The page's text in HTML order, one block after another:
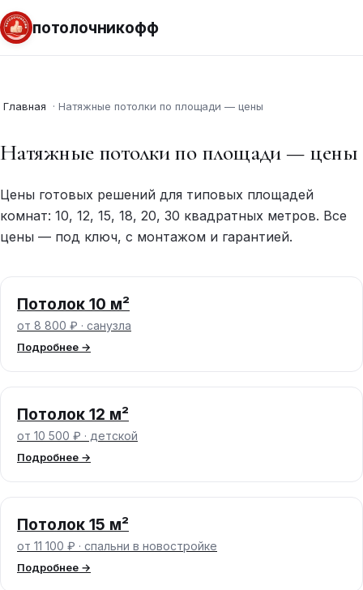
потолочникофф
Главная · Натяжные потолки по площади — цены
Натяжные потолки по площади — цены
Цены готовых решений для типовых площадей
комнат: 10, 12, 15, 18, 20, 30 квадратных метров. Все
цены — под ключ, с монтажом и гарантией.
Потолок 10 м²
от 8 800 ₽ · санузла
Подробнее →
Потолок 12 м²
от 10 500 ₽ · детской
Подробнее →
Потолок 15 м²
от 11 100 ₽ · спальни в новостройке
Подробнее →